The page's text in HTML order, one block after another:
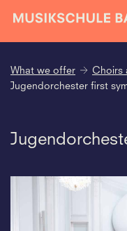
What we offer
Choirs
Jugendorchester first